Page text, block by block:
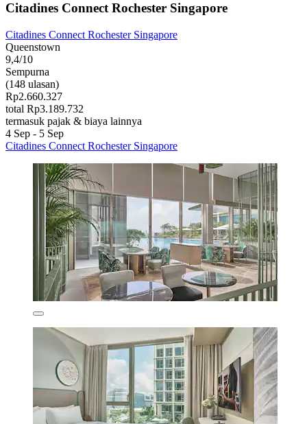
Citadines Connect Rochester Singapore
Citadines Connect Rochester Singapore
Queenstown
9,4/10
Sempurna
(148 ulasan)
Rp2.660.327
total Rp3.189.732
termasuk pajak & biaya lainnya
4 Sep - 5 Sep
Citadines Connect Rochester Singapore